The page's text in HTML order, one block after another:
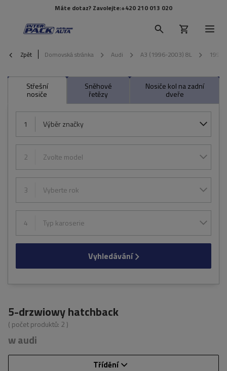
Máte dotaz? Zavolejte:+420 210 013 020
Zpět Domovská stránka Audi A3 (1996-2003) 8L 1997
Střešní
nosiče
Sněhové
řetězy
Nosiče kol na zadní
dveře
1 Výběr značky
2 Zvolte model
3 Vyberte rok
4 Typ karoserie
Vyhledávání
5-drzwiowy hatchback
( počet produktů: 2 )
w audi
Třídění